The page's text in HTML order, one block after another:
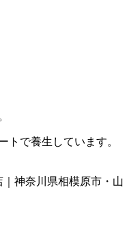
トで養生しています。
神奈川県相模原市・山